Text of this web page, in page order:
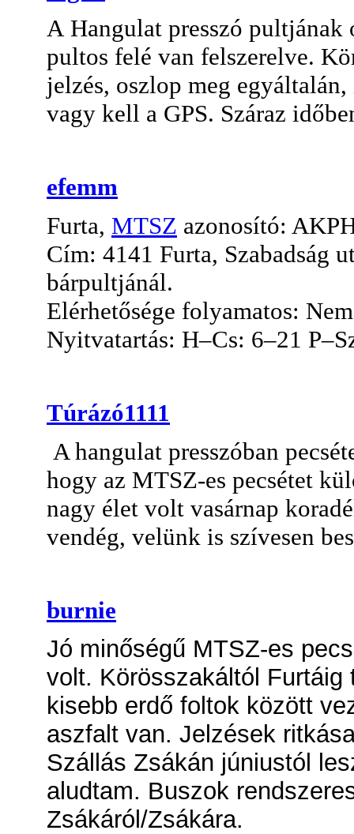
A Hangulat presszó pultjának
pultos felé van felszerelve.
jelzés, oszlop meg
vagy kell a GPS. Száraz
efemm
Furta, MTSZ azonosító:
Cím: 4141 Furta, Szabadság
bárpultjánál.
Elérhetősége folyamatos:
Nyitvatartás: H–Cs: 6–21
Túrázó1111
A hangulat presszóban
hogy az MTSZ-es pecsétet
nagy élet volt vasárnap
vendég, velünk is szívesen
burnie
Jó minőségű MTSZ-es
volt. Körösszakáltól
kisebb erdő foltok között
aszfalt van. Jelzések
Szállás Zsákán júniustól
aludtam. Buszok
Zsákáról/Zsákára.